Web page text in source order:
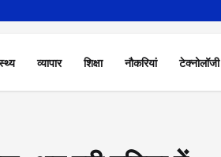
व्यापार शिक्षा नौकरियां टेक्नोलॉजी